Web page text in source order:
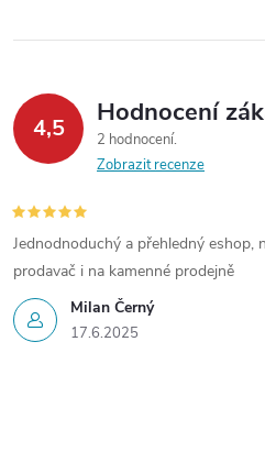
4,5 Hodnocení
2 hodnocení
Zobrazit recenze
Milan Černý
17.6.2025
Jednodnoduchý a přehledný eshop,
prodavač i na kamenné prodejně